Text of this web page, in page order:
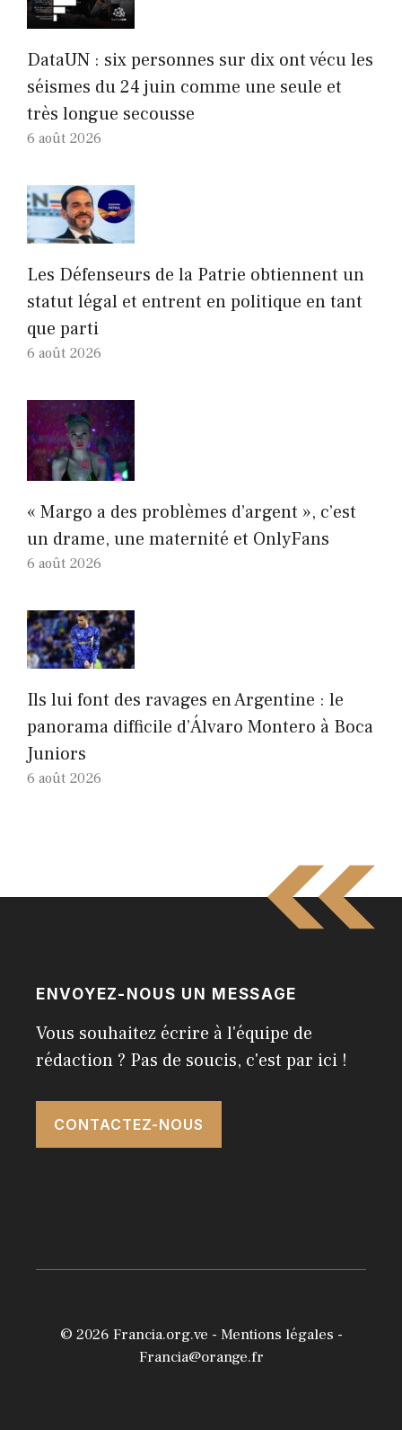
DataUN : six personnes sur dix ont vécu les
séismes du 24 juin comme une seule et
très longue secousse
6 août 2026
Les Défenseurs de la Patrie obtiennent un
statut légal et entrent en politique en tant
que parti
6 août 2026
« Margo a des problèmes d’argent », c’est
un drame, une maternité et OnlyFans
6 août 2026
Ils lui font des ravages en Argentine : le
panorama difficile d’Álvaro Montero à Boca
Juniors
6 août 2026
ENVOYEZ-NOUS UN MESSAGE
Vous souhaitez écrire à l'équipe de
rédaction ? Pas de soucis, c'est par ici !
CONTACTEZ-NOUS
© 2026 Francia.org.ve - Mentions légales -
Francia@orange.fr